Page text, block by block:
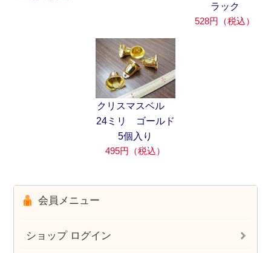
ラック
528円（税込）
クリスマスベル
24ミリ ゴールド
5個入り
495円（税込）
会員メニュー
ショップ ログイン